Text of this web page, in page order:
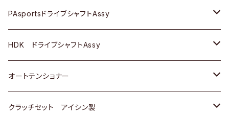
スバル
ＢＥＮＺ
スバル
三菱
スバル
マツダ
三菱
スバル
ダイハツ
マツダ
三菱
スバル
ダイハツ
マツダ
三菱
スバル
スズキ
日産
いすゞ
ダイハツ
ＢＥＮＺ
ＢＭＷ
GOLF
ＷＡＧＥＮ
ＢＥＮＺ
ＢＭＷ
ＷＡＧＥＮ
ＶＯＬＶＯ
PAsportsドライブシャフトAssy
トヨタ
ホンダ
スズキ
HDK ドライブシャフトAssy
スズキ
ダイハツ
オートテンショナー
トヨタ
クラッチセット アイシン製